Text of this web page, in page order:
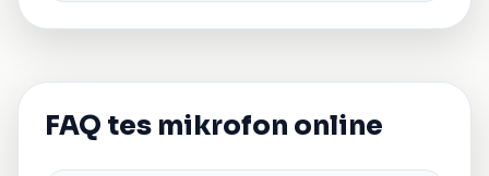
FAQ tes mikrofon online